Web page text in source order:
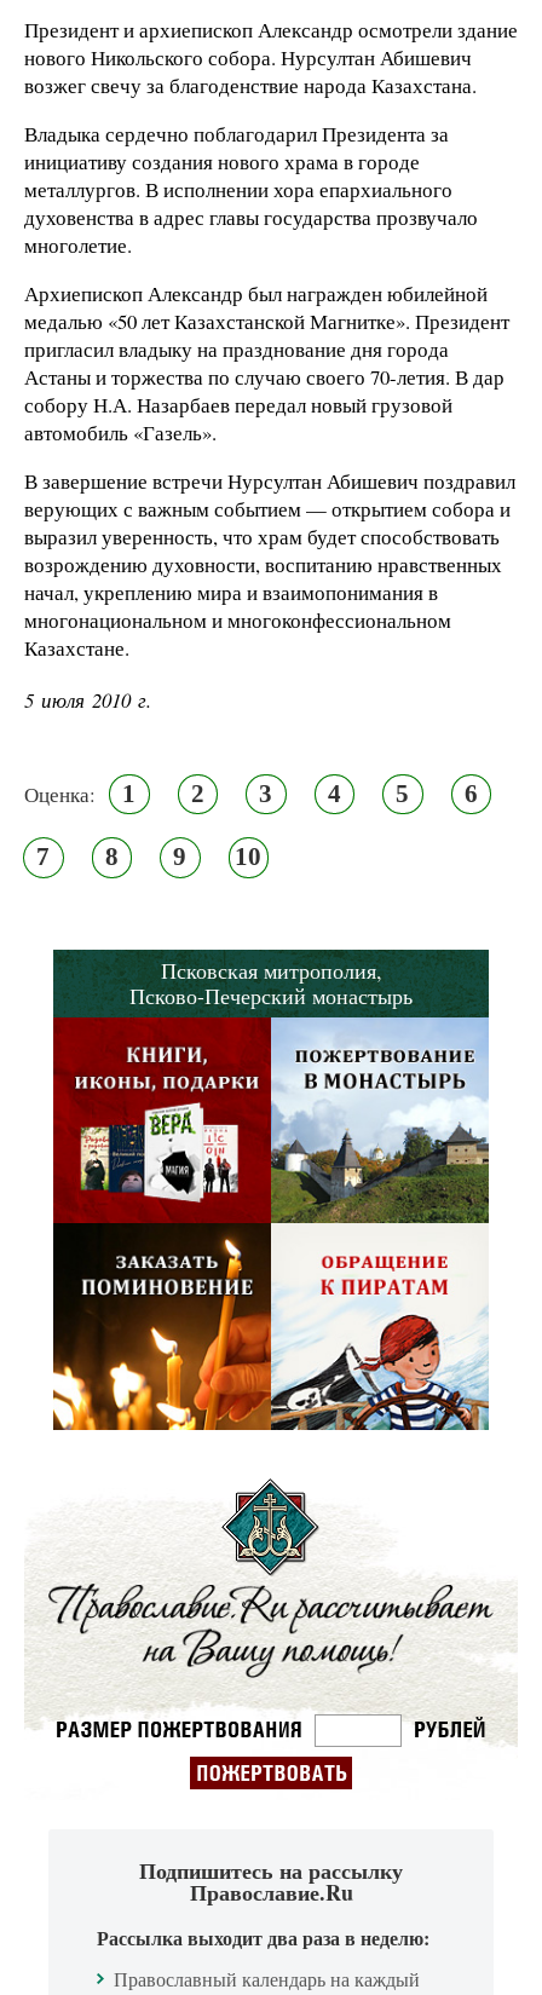
Президент и архиепископ Александр осмотрели здание
нового Никольского собора. Нурсултан Абишевич
возжег свечу за благоденствие народа Казахстана.
Владыка сердечно поблагодарил Президента за
инициативу создания нового храма в городе
металлургов. В исполнении хора епархиального
духовенства в адрес главы государства прозвучало
многолетие.
Архиепископ Александр был награжден юбилейной
медалью «50 лет Казахстанской Магнитке». Президент
пригласил владыку на празднование дня города
Астаны и торжества по случаю своего 70-летия. В дар
собору Н.А. Назарбаев передал новый грузовой
автомобиль «Газель».
В завершение встречи Нурсултан Абишевич поздравил
верующих с важным событием — открытием собора и
выразил уверенность, что храм будет способствовать
возрождению духовности, воспитанию нравственных
начал, укреплению мира и взаимопонимания в
многонациональном и многоконфессиональном
Казахстане.
5 июля 2010 г.
Оценка: 1 2 3 4 5 6
7 8 9 10
Псковская митрополия,
Псково-Печерский монастырь
Подпишитесь на рассылку
Православие.Ru
Рассылка выходит два раза в неделю:
Православный календарь на каждый